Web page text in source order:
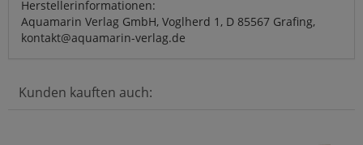
Herstellerinformationen:
Aquamarin Verlag GmbH, Voglherd 1, D 85567 Grafing,
kontakt@aquamarin-verlag.de
Kunden kauften auch: